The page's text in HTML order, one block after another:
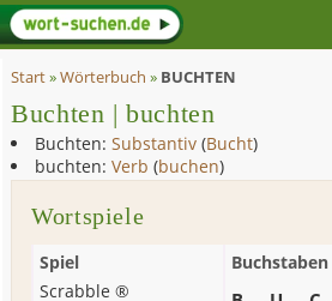
Start»Wörterbuch » BUCHTEN
Buchten | buchten
Buchten: Substantiv (Bucht)
buchten: Verb (buchen)
Wortspiele
Spiel Buchstaben
Scrabble ®